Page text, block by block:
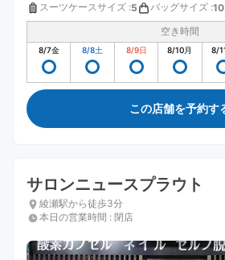
スーツケースサイズ :5 バッグサイズ :10
空き時間
8/7金 8/8土 8/9日 8/10月 8/
この店舗を予約す
サロンニュースプラウト
綾瀬駅から徒歩3分
本日の営業時間 : 閉店